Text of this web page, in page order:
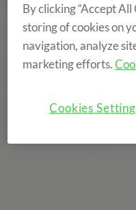
El precio de
incluye:
By clicking “Accept All
storing of cookies on
navigation, analyze
marketing efforts.
Cookies